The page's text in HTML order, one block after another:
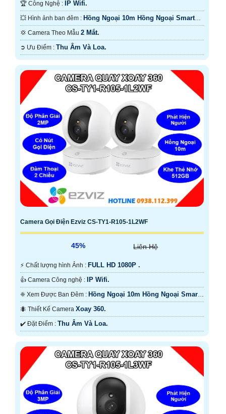
🏆 Công Nghệ : IP Wifi.
💥 Hình ảnh ban đêm : Hồng Ngoại 10m Hồng Ngoại Smart
IR. 💢 Camera Theo Mẫu 2 Mắt.
️➲ Ưu Điểm : Thu Âm Và Loa.
Camera Gọi Điện Ezviz CS-TY1-R105-1L2WF
45% Liên Hệ
️⚡ Chất lượng hình Ảnh : FULL HD 1080P .
👍 Camera Công nghệ : IP Wifi.
❈ Xem Được Ban Đêm : Hồng Ngoại 10m Hồng Ngoại Smart
IR.🐜 Thiết Kế Camera Xoay 360.
️✔️ Đặt Điểm : Thu Âm Và Loa.